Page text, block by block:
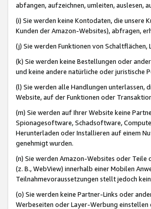
abfangen, aufzeichnen, umleiten, auslesen,
(i) Sie werden keine Kontodaten, die unsere
Kunden der Amazon-Websites), abfragen,
(j) Sie werden Funktionen von
(k) Sie werden keine Bestellungen oder
und keine andere natürliche oder juristische
(l) Sie werden alle Handlungen unterlassen,
Website, auf der Funktionen oder
(m) Sie werden auf Ihrer Website keine
Spionagesoftware, Schadsoftware,
Herunterladen oder Installieren auf einem
genehmigt wurden.
(n) Sie werden Amazon-Websites oder
(z. B., WebView) innerhalb einer Mobilen
Teilnahmevoraussetzungen stellt jedoch
(o) Sie werden keine Partner-Links oder
Werbeseiten oder Layer-Werbung